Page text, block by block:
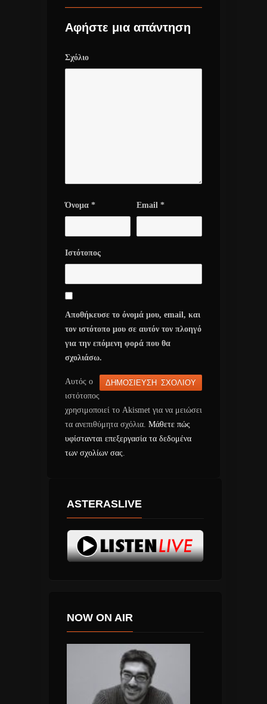
Αφήστε μια απάντηση
Σχόλιο
Όνομα * Email *
Ιστότοπος
Αποθήκευσε το όνομά μου, email, και
τον ιστότοπο μου σε αυτόν τον πλοηγό
για την επόμενη φορά που θα
σχολιάσω.
Αυτός ο
ιστότοπος
χρησιμοποιεί το Akismet για να μειώσει
τα ανεπιθύμητα σχόλια. Μάθετε πώς
υφίστανται επεξεργασία τα δεδομένα
των σχολίων σας
ASTERASLIVE
NOW ON AIR